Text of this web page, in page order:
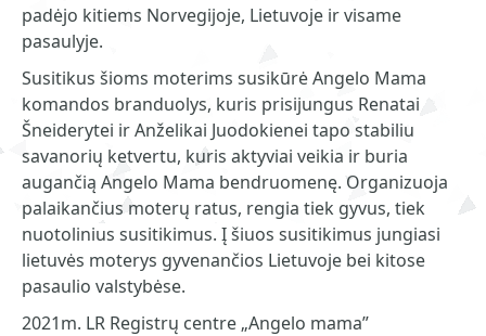
padėjo kitiems Norvegijoje, Lietuvoje ir visame
pasaulyje.
Susitikus šioms moterims susikūrė Angelo Mama
komandos branduolys, kuris prisijungus Renatai
Šneiderytei ir Anželikai Juodokienei tapo stabiliu
savanorių ketvertu, kuris aktyviai veikia ir buria
augančią Angelo Mama bendruomenę. Organizuoja
palaikančius moterų ratus, rengia tiek gyvus, tiek
nuotolinius susitikimus. Į šiuos susitikimus jungiasi
lietuvės moterys gyvenančios Lietuvoje bei kitose
pasaulio valstybėse.
2021m. LR Registrų centre „Angelo mama”